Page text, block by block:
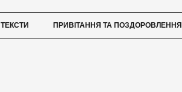
ТЕКСТИ ПРИВІТАННЯ ТА ПОЗДОРОВЛЕННЯ